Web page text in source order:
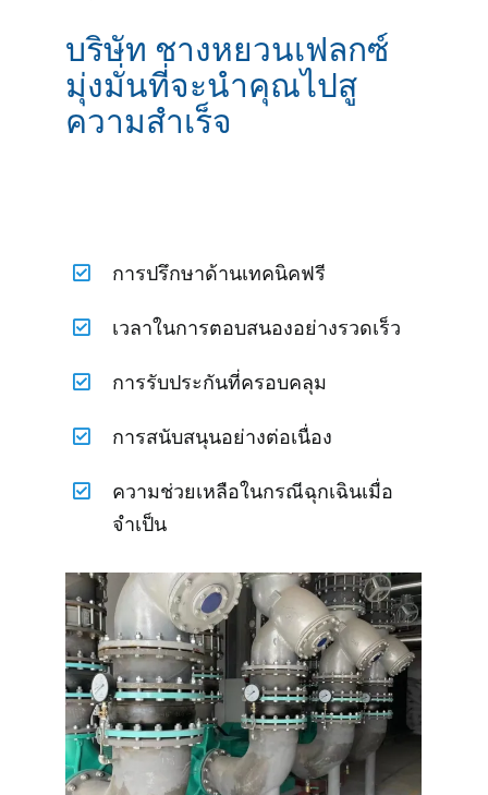
บริษัท ชางหยวนเฟลกซ์
มุ่งมั่นที่จะนำคุณไปสู
ความสำเร็จ
การปรึกษาด้านเทคนิคฟรี
เวลาในการตอบสนองอย่างรวดเร็ว
การรับประกันที่ครอบคลุม
การสนับสนุนอย่างต่อเนื่อง
ความช่วยเหลือในกรณีฉุกเฉินเมื่อ
จำเป็น